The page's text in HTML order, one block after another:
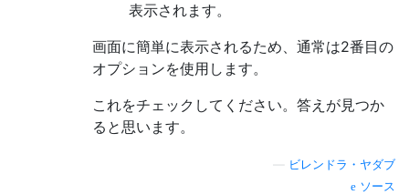
表示されます。
画面に簡単に表示されるため、通常は2番目の
オプションを使用します。
これをチェックしてください。答えが見つか
ると思います。
ビレンドラ・ヤダブ
ソース